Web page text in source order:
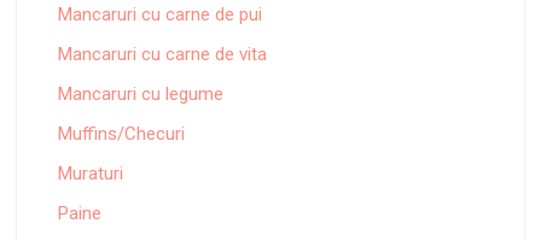
Mancaruri cu carne de pui
Mancaruri cu carne de vita
Mancaruri cu legume
Muffins/Checuri
Muraturi
Paine